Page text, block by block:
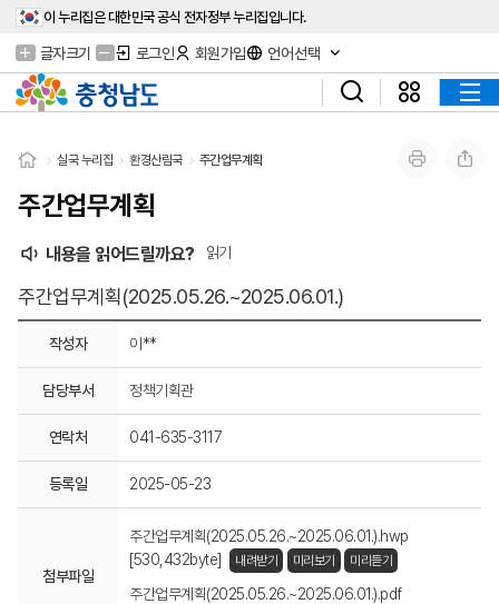
이 누리집은 대한민국 공식 전자정부 누리집입니다.
글자크기 로그인 회원가입 언어선택
실국 누리집 환경산림국 주간업무계획
주간업무계획
내용을 읽어드릴까요? 읽기
주간업무계획(2025.05.26.~2025.06.01.)
작성자 이**
담당부서 정책기획관
연락처 041-635-3117
등록일 2025-05-23
첨부파일
주간업무계획(2025.05.26.~2025.06.01.).hwp
[530,432byte]
내려받기 미리보기 미리듣기
주간업무계획(2025.05.26.~2025.06.01.).pdf